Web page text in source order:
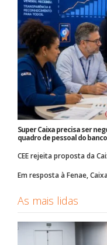
Super Caixa precisa ser
quadro de pessoal do banco
CEE rejeita proposta da
Em resposta à Fenae,
As mais lidas